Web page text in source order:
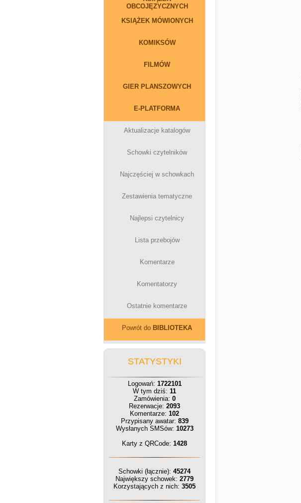
OBCOJĘZYCZNYCH
KSIĄŻEK MÓWIONYCH
KOMIKSÓW
FILMÓW
GIER PLANSZOWYCH
E-PLATFORMA
Aktualizacje katalogów
Schowki czytelników
Najczęściej w schowkach
Zestawienia tematyczne
Najlepsi czytelnicy
Lista przebojów
Komentarze
Komentatorzy
Ostatnie komentarze
Powrót do BIBLIOTEKA
STATYSTYKI
Logowań: 1722101
W tym dziś: 11
Zamówienia: 0
Rezerwacje: 2093
Komentarze: 102
Przypisany awatar: 839
Wysłanych SMSów: 10273
Karty z QRCode: 1428
Schowki (łącznie): 45274
Największy schowek: 2779
Korzystających z nich: 3505